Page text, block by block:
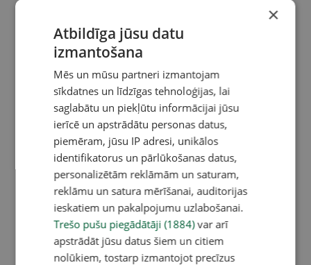
×
Atbildīga jūsu datu
izmantošana
Mēs un mūsu partneri izmantojam
sīkdatnes un līdzīgas tehnoloģijas, lai
saglabātu un piekļūtu informācijai jūsu
ierīcē un apstrādātu personas datus,
piemēram, jūsu IP adresi, unikālos
identifikatorus un pārlūkošanas datus,
personalizētām reklāmām un saturam,
reklāmu un satura mērīšanai, auditorijas
ieskatiem un pakalpojumu uzlabošanai.
Trešo pušu piegādātāji (1884)var arī
apstrādāt jūsu datus šiem un citiem
nolūkiem, tostarp izmantojot precīzus